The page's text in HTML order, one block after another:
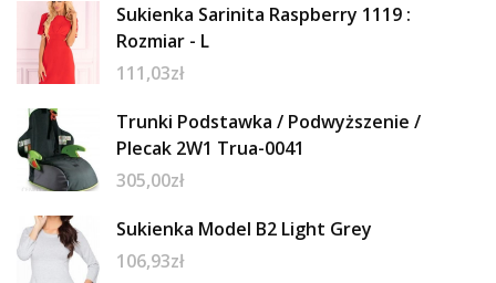
Sukienka Sarinita Raspberry 1119 :
Rozmiar - L
111,03zł
Trunki Podstawka / Podwyższenie /
Plecak 2W1 Trua-0041
305,00zł
Sukienka Model B2 Light Grey
106,93zł